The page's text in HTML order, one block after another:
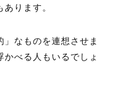
ります。
なものを連想させま
べる人もいるでしょ